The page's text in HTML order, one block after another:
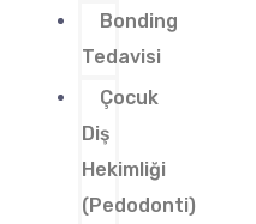
Bonding
Tedavisi
Çocuk
Diş
Hekimliği
(Pedodonti)